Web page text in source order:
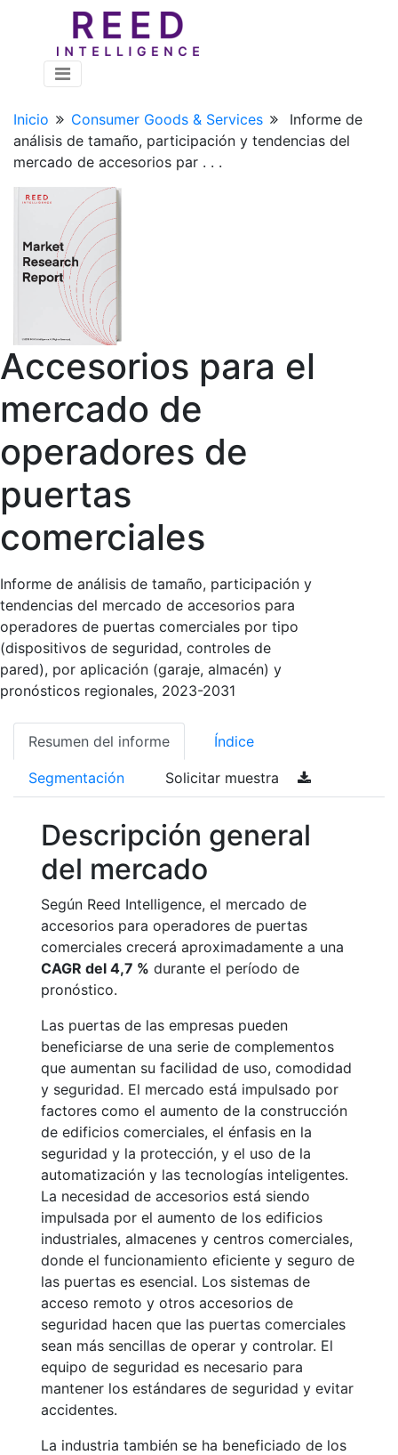
Inicio Consumer Goods & Services
Informe de
análisis de tamaño, participación y tendencias del
mercado de accesorios par . . .
Accesorios para el
mercado de
operadores de
puertas
comerciales
Informe de análisis de tamaño, participación y
tendencias del mercado de accesorios para
operadores de puertas comerciales por tipo
(dispositivos de seguridad, controles de
pared), por aplicación (garaje, almacén) y
pronósticos regionales, 2023-2031
Resumen del informe Índice
Segmentación Solicitar muestra
Descripción general
del mercado
Según Reed Intelligence, el mercado de
accesorios para operadores de puertas
comerciales crecerá aproximadamente a una
CAGR del 4,7 % durante el período de
pronóstico.
Las puertas de las empresas pueden
beneficiarse de una serie de complementos
que aumentan su facilidad de uso, comodidad
y seguridad. El mercado está impulsado por
factores como el aumento de la construcción
de edificios comerciales, el énfasis en la
seguridad y la protección, y el uso de la
automatización y las tecnologías inteligentes.
La necesidad de accesorios está siendo
impulsada por el aumento de los edificios
industriales, almacenes y centros comerciales,
donde el funcionamiento eficiente y seguro de
las puertas es esencial. Los sistemas de
acceso remoto y otros accesorios de
seguridad hacen que las puertas comerciales
sean más sencillas de operar y controlar. El
equipo de seguridad es necesario para
mantener los estándares de seguridad y evitar
accidentes.
La industria también se ha beneficiado de los